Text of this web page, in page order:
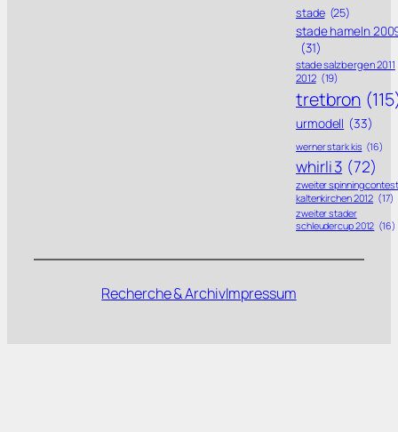
stade (25)
stade hameln
(31)
stade salzbergen 2011
2012 (19)
tretbron
urmodell (33)
werner stark kis (16)
whirli 3 (72)
zweiter spinning contest
kaltenkirchen 2012 (17)
zweiter stader
schleudercup 2012 (16)
Recherche & ArchivImpressum